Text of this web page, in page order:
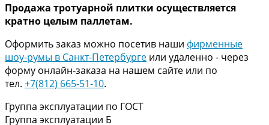
Продажа тротуарной плитки осуществляется
кратно целым паллетам.
Оформить заказ можно посетив наши фирменные
шоу-румы в Санкт-Петербурге или удаленно - через
форму онлайн-заказа на нашем сайте или по
тел. +7(812) 665-51-10.
Группа эксплуатации по ГОСТ
Группа эксплуатации Б